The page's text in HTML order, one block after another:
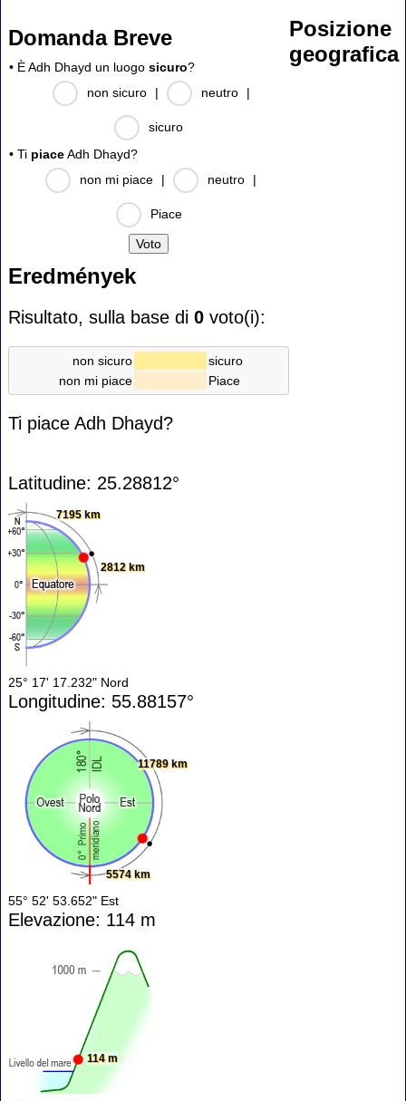
Domanda Breve
• È Adh Dhayd un luogo sicuro?
non sicuro
| neutro |
sicuro
• Ti piaceAdh Dhayd?
non mi piace
| neutro |
Piace
Eredmények
Risultato, sulla base di 0 voto(i):
non sicuro
sicuro
non mi piace
Piace
Ti piace Adh Dhayd?
Posizione
geografica
Latitudine: 25.28812°
7195 km
2812 km
25° 17' 17.232" Nord
Longitudine: 55.88157°
5574 km
11789 km
55° 52' 53.652" Est
Elevazione: 114 m
114 m